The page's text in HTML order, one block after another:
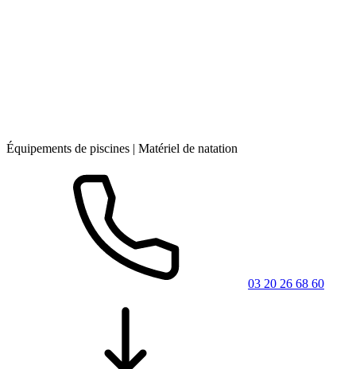
Équipements de piscines | Matériel de natation
03 20 26 68 60